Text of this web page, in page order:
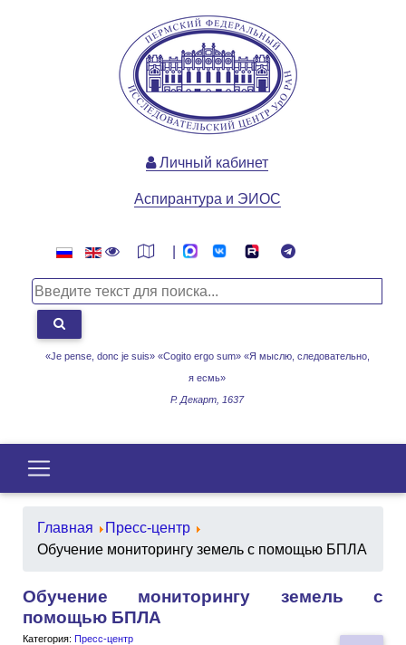
«Je pense, donc je suis» «Cogito ergo sum» «Я мыслю, следовательно,
я есмь»
Р. Декарт, 1637
Личный кабинет
Аспирантура и ЭИОС
Главная
Пресс-центр
Обучение мониторингу земель с помощью БПЛА
Обучение мониторингу земель с
помощью БПЛА
Категория: Пресс-центр